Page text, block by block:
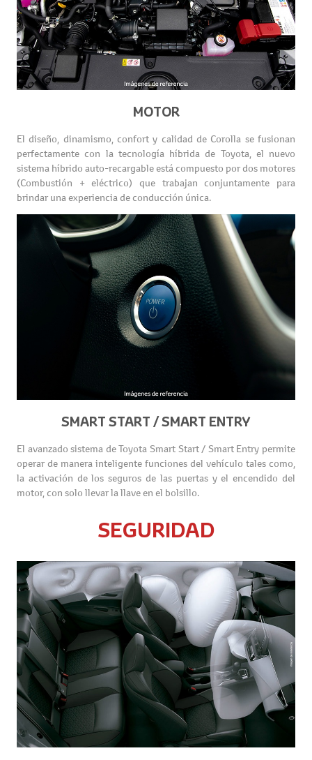
MOTOR
El diseño, dinamismo, confort y calidad de Corolla se fusionan
perfectamente con la tecnología híbrida de Toyota, el nuevo
sistema híbrido auto-recargable está compuesto por dos motores
(Combustión + eléctrico) que trabajan conjuntamente para
brindar una experiencia de conducción única.
SMART START / SMART ENTRY
El avanzado sistema de Toyota Smart Start / Smart Entry permite
operar de manera inteligente funciones del vehículo tales como,
la activación de los seguros de las puertas y el encendido del
motor, con solo llevar la llave en el bolsillo.
SEGURIDAD